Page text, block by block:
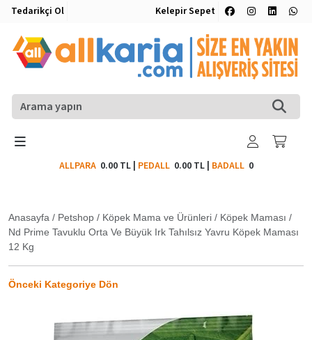
Tedarikçi Ol Kelepir Sepet
ALLPARA 0.00 TL| PEDALL 0.00 TL| BADALL0
Anasayfa / Petshop / Köpek Mama ve Ürünleri / Köpek Maması /
Nd Prime Tavuklu Orta Ve Büyük Irk Tahılsız Yavru Köpek Maması
12 Kg
Önceki Kategoriye Dön